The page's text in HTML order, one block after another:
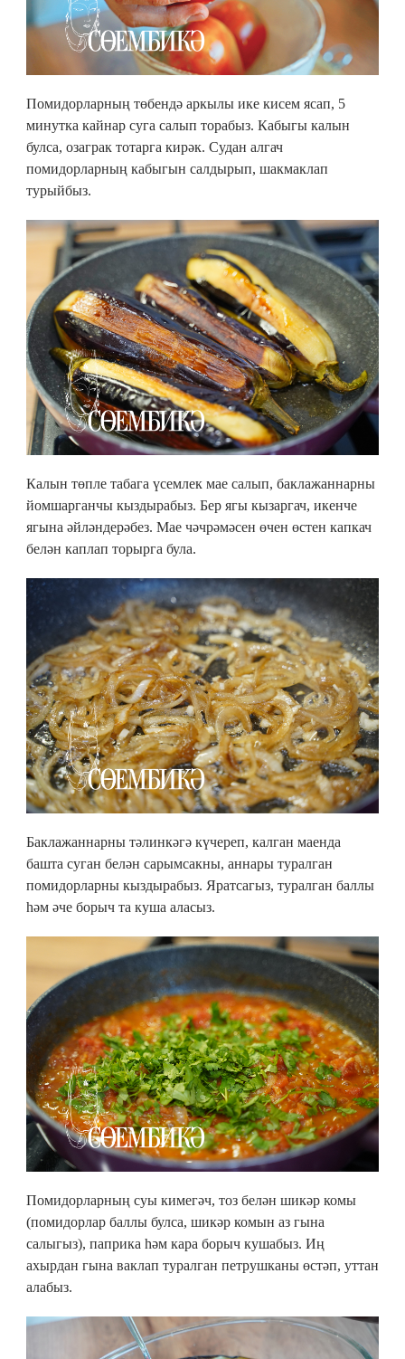
Помидорларның төбендә аркылы ике кисем ясап, 5
минутка кайнар суга салып торабыз. Кабыгы калын
булса, озаграк тотарга кирәк. Судан алгач
помидорларның кабыгын салдырып, шакмаклап
турыйбыз.
Калын төпле табага үсемлек мае салып, баклажаннарны
йомшарганчы кыздырабыз. Бер ягы кызаргач, икенче
ягына әйләндерәбез. Мае чәчрәмәсен өчен өстен капкач
белән каплап торырга була.
Баклажаннарны тәлинкәгә күчереп, калган маенда
башта суган белән сарымсакны, аннары туралган
помидорларны кыздырабыз. Яратсагыз, туралган баллы
һәм әче борыч та куша аласыз.
Помидорларның суы кимегәч, тоз белән шикәр комы
(помидорлар баллы булса, шикәр комын аз гына
салыгыз), паприка һәм кара борыч кушабыз. Иң
ахырдан гына ваклап туралган петрушканы өстәп, уттан
алабыз.